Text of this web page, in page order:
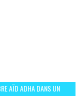
AÏD ADHA DANS UN